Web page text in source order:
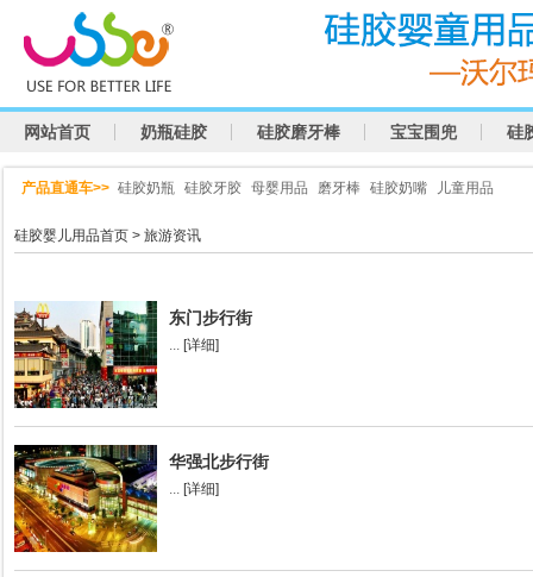
网站首页 奶瓶硅胶 硅胶磨牙棒 宝宝围兜 硅
产品直通车>> 硅胶奶瓶 硅胶牙胶 母婴用品 磨牙棒 硅胶奶嘴 儿童用品
硅胶婴儿用品首页 > 旅游资讯
东门步行街
... [详细]
华强北步行街
... [详细]